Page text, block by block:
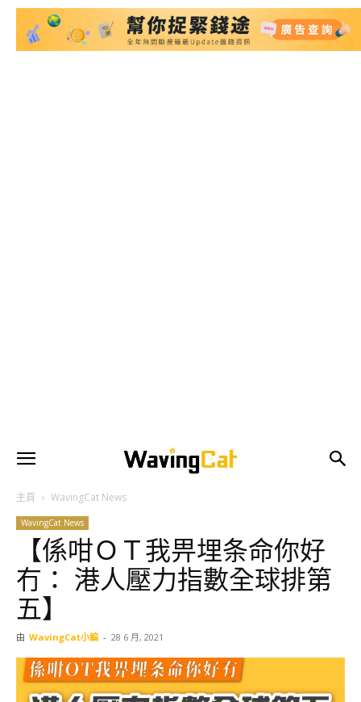
主頁 WavingCat News
WavingCat News
【係咁ＯＴ我畀埋条命你好
冇： 港人壓力指數全球排第
五】
由 WavingCat小編 - 28 6 月, 2021